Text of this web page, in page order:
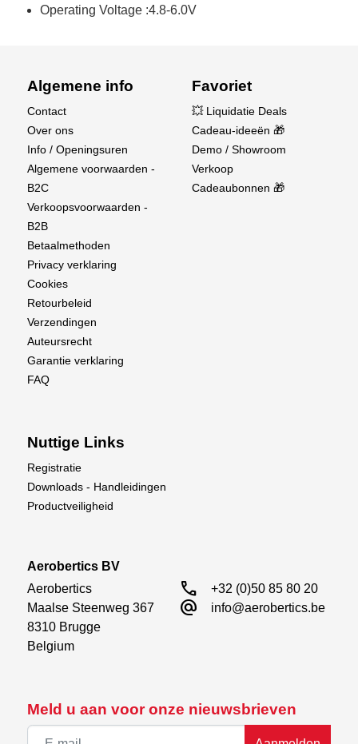
Operating Voltage :4.8-6.0V
Meld u aan voor onze nieuwsbrieven
Algemene info
Contact
Over ons
Info / Openingsuren
Algemene voorwaarden -
B2C
Verkoopsvoorwaarden -
B2B
Betaalmethoden
Privacy verklaring
Cookies
Retourbeleid
Verzendingen
Auteursrecht
Garantie verklaring
FAQ
Favoriet
💥 Liquidatie Deals
Cadeau-ideeën 🎁
Demo / Showroom
Verkoop
Cadeaubonnen 🎁
Nuttige Links
Registratie
Downloads - Handleidingen
Productveiligheid
Aerobertics BV
Aerobertics
Maalse Steenweg 367
8310 Brugge
Belgium
call +32 (0)50 85 80 20
alternate_email info@aerobertics.be